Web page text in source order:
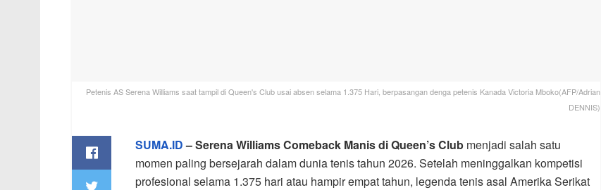
Petenis AS Serena Williams saat tampil di Queen's Club usai absen selama 1.375 Hari, berpasangan denga petenis Kanada Victoria Mboko(AFP/Adrian
DENNIS)
SUMA.ID– Serena Williams Comeback Manis di Queen’s Club menjadi salah satu
momen paling bersejarah dalam dunia tenis tahun 2026. Setelah meninggalkan kompetisi
profesional selama 1.375 hari atau hampir empat tahun, legenda tenis asal Amerika Serikat